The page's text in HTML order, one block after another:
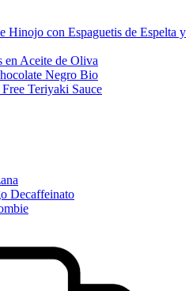
Hinojo con Espaguetis de Espelta y
en Aceite de Oliva
Negro Bio
Teriyaki Sauce
Decaffeinato